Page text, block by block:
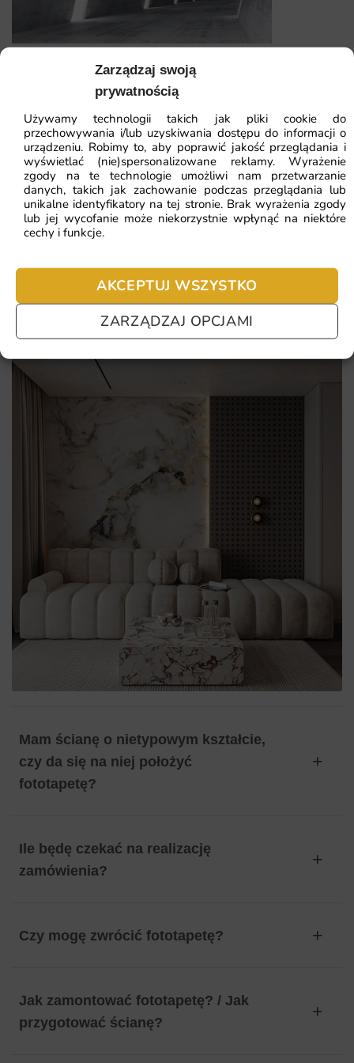
Zarządzaj swoją
prywatnością
Używamy technologii takich jak pliki cookie do
przechowywania i/lub uzyskiwania dostępu do informacji o
urządzeniu. Robimy to, aby poprawić jakość przeglądania i
wyświetlać (nie)spersonalizowane reklamy. Wyrażenie
zgody na te technologie umożliwi nam przetwarzanie
danych, takich jak zachowanie podczas przeglądania lub
unikalne identyfikatory na tej stronie. Brak wyrażenia zgody
lub jej wycofanie może niekorzystnie wpłynąć na niektóre
cechy i funkcje.
AKCEPTUJ WSZYSTKO
ZARZĄDZAJ OPCJAMI
projektu z trwałością profesjonalnego wydruku. To
dekoracja, która zmienia charakter wnętrza i nadaje mu
indywidualnego rysu.
kilka wariantów materiału do wyboru, w tym wersje
wydruk na ekologicznych tuszach bezpiecznych dla
domowników
spójność kolorystyczna z popularnymi trendami
wnętrzarskimi
produkcja na zamówienie z dbałością o jakość każdego
Fototapeta Korytarz 3D
41.93zł 64.51zł
Najniższa cena z 30 dni:41.93zł
ZOBACZ WSZYSTKIE
Pomagamy i doradzamy przy każdym zakupie. Ale jeżeli
nie chcesz czekać – sprawdź najczęściej zadawane pytania.
Mam ścianę o nietypowym kształcie,
czy da się na niej położyć
fototapetę?
Ile będę czekać na realizację
zamówienia?
Czy mogę zwrócić fototapetę?
Jak zamontować fototapetę? / Jak
przygotować ścianę?